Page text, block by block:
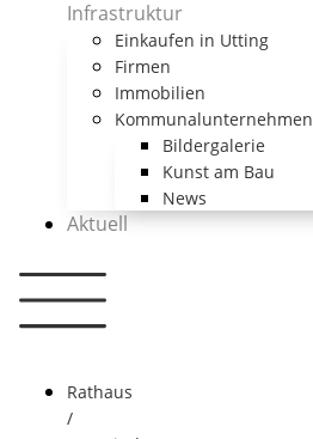
Infrastruktur
Einkaufen in Utting
Firmen
Immobilien
Kommunalunternehmen
Bildergalerie
Kunst am Bau
News
Aktuell
Rathaus
/